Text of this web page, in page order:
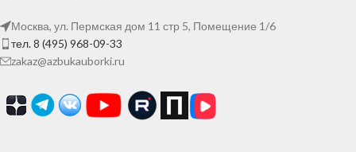
Москва, ул. Пермская дом 11 стр 5, Помещение 1/6
тел. 8 (495) 968-09-33
zakaz@azbukauborki.ru